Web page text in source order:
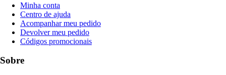
Minha conta
Centro de ajuda
Acompanhar meu pedido
Devolver meu pedido
Códigos promocionais
Sobre